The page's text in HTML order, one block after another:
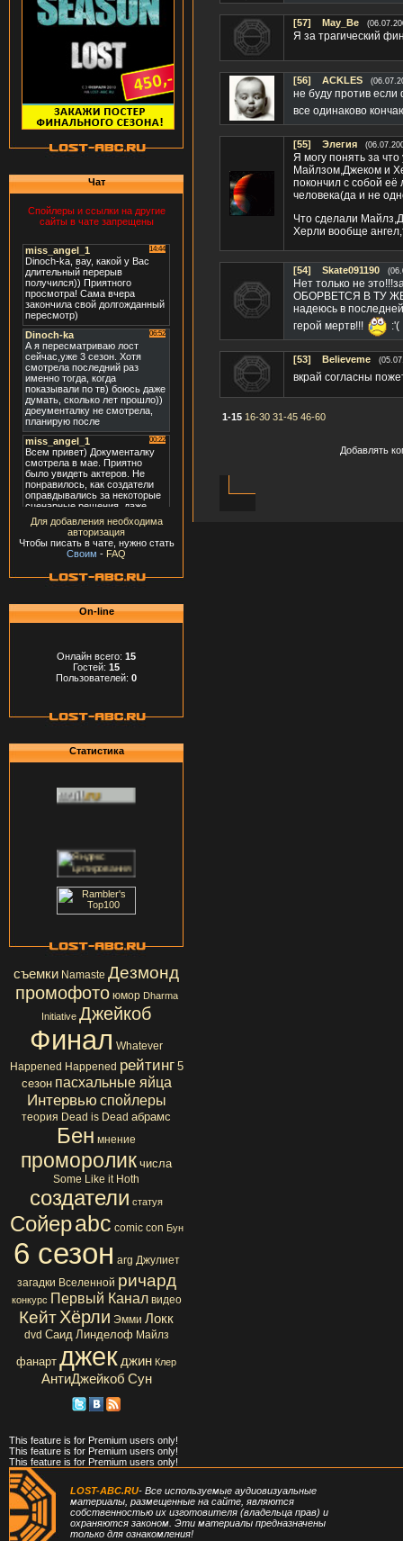
Чат
Спойлеры и ссылки на другие
сайты в чате запрещены
Для добавления необходима
авторизация
Чтобы писать в чате, нужно стать
Своим - FAQ
On-line
Онлайн всего: 15
Гостей: 15
Пользователей: 0
Статистика
съемки Namaste Дезмонд
промофото юмор Dharma
Initiative Джейкоб
Финал Whatever
Happened Happened рейтинг 5
сезон пасхальные яйца
Интервью спойлеры
теория Dead is Dead абрамс
Бен мнение
проморолик числа
Some Like it Hoth
создатели статуя
Сойерabc comic con Бун
6 сезон arg Джулиет
загадки Вселенной ричард
конкурс Первый Канал видео
КейтХёрли Эмми Локк
dvd Саид Линделоф Майлз
фанарт джек джин Клер
АнтиДжейкоб Сун
This feature is for Premium users only!
This feature is for Premium users only!
This feature is for Premium users only!
[57] May_Be
Я за трагический
[56] ACKLES
не буду против если
все одинаково
[55] Элегия
Я могу понять за
Майлзом,Джеком и
покончил с собой
человека(да и не
Что сделали
Херли вообще
[54] Skate091190
Нет только не
ОБОРВЕТСЯ В ТУ ЖЕ
надеюсь в
герой мертв!!!
:'(
[53] Believeme
вкрай согласны
1-15 16-30 31-45 46-60
Добавлять
LOST-ABC.RU- Все используемые аудиовизуальные
материалы, размещенные на сайте, являются
собственностью их изготовителя (владельца прав) и
охраняются законом. Эти материалы предназначены
только для ознакомления!